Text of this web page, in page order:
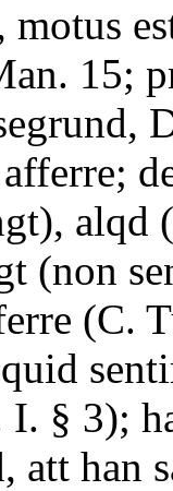
motus
15;
alqd
(non
(C.
I. § 3);
han